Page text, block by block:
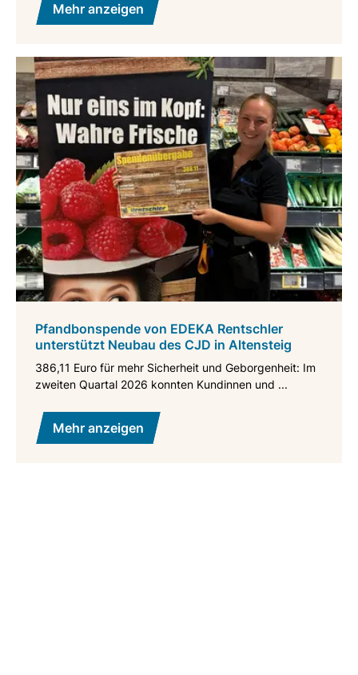
Mehr anzeigen
Pfandbonspende von EDEKA Rentschler
unterstützt Neubau des CJD in Altensteig
386,11 Euro für mehr Sicherheit und Geborgenheit: Im
zweiten Quartal 2026 konnten Kundinnen und ...
Mehr anzeigen